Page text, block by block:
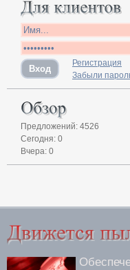
Регистрация
Забыли
Предложений: 4526
Сегодня: 0
Вчера: 0